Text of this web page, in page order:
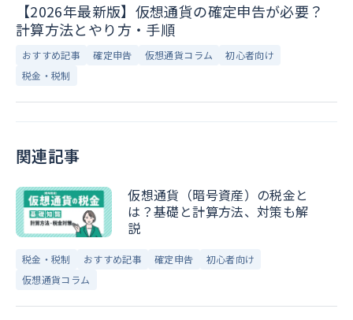
【2026年最新版】仮想通貨の確定申告が必要？
計算方法とやり方・手順
おすすめ記事 確定申告 仮想通貨コラム
初心者向け
税金・税制
関連記事
仮想通貨（暗号資産）の税金と
は？基礎と計算方法、対策も解
説
税金・税制 おすすめ記事 確定申告
初心者向け
仮想通貨コラム